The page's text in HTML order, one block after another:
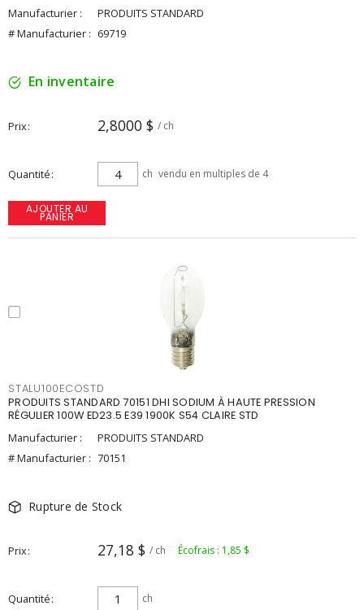
Manufacturier :
PRODUITS STANDARD
# Manufacturier : 69719
En inventaire
Prix 2,8000 $ / ch
Quantité ch vendu en multiples de 4
AJOUTER AU
PANIER
STALU100ECOSTD
PRODUITS STANDARD 70151 DHI SODIUM À HAUTE PRESSION
RÉGULIER 100W ED23.5 E39 1900K S54 CLAIRE STD
Manufacturier :
PRODUITS STANDARD
# Manufacturier : 70151
Rupture de Stock
Prix 27,18 $ / ch Écofrais : 1,85 $
Quantité ch